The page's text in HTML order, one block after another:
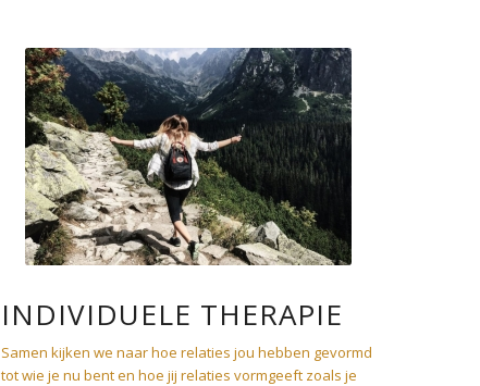
INDIVIDUELE THERAPIE
Samen kijken we naar hoe relaties jou hebben gevormd
tot wie je nu bent en hoe jij relaties vormgeeft zoals je